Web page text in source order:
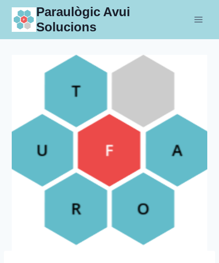
content
Paraulògic Avui
Solucions